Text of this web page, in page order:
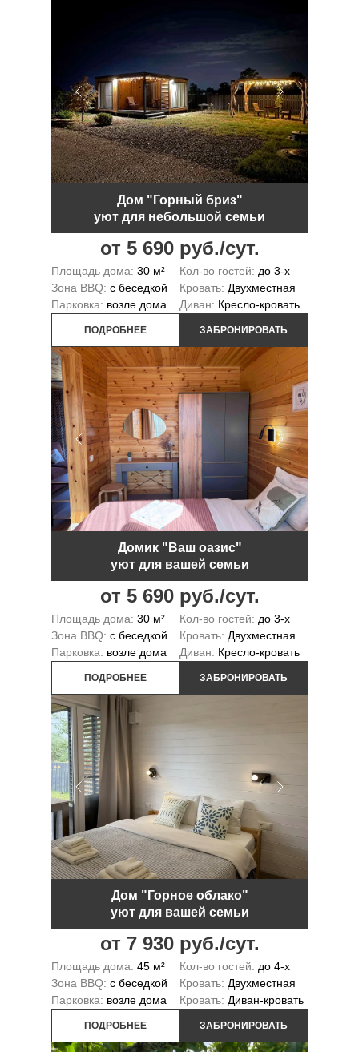
Дом "Горный бриз"
уют для небольшой семьи
от 5 690 руб./сут.
Площадь дома: 30 м²
Зона BBQ: с беседкой
Парковка: возле дома
Кол-во гостей: до 3-х
Кровать: Двухместная
Диван: Кресло-кровать
ПОДРОБНЕЕ ЗАБРОНИРОВАТЬ
Домик "Ваш оазис"
уют для вашей семьи
от 5 690 руб./сут.
Площадь дома: 30 м²
Зона BBQ: с беседкой
Парковка: возле дома
Кол-во гостей: до 3-х
Кровать: Двухместная
Диван: Кресло-кровать
ПОДРОБНЕЕ ЗАБРОНИРОВАТЬ
Дом "Горное облако"
уют для вашей семьи
от 7 930 руб./сут.
Площадь дома: 45 м²
Зона BBQ: с беседкой
Парковка: возле дома
Кол-во гостей: до 4-х
Кровать: Двухместная
Кровать: Диван-кровать
ПОДРОБНЕЕ ЗАБРОНИРОВАТЬ